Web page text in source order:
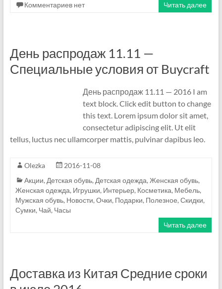
е
д
н
т
и
Комментариев нет
Читать далее
День распродаж 11.11 —
Специальные условия от Buycraft
День распродаж 11.11 — 2016 I am
text block. Click edit button to change
this text. Lorem ipsum dolor sit amet,
consectetur adipiscing elit. Ut elit
tellus, luctus nec ullamcorper mattis, pulvinar dapibus leo.
Olezka
2016-11-08
Акции, Детская обувь, Детская одежда, Женская обувь,
Женская одежда, Игрушки, Интерьер, Косметика, Мебель,
Мужская обувь, Новости, Очки, Подарки, Полезное, Скидки,
Сумки, Чай, Часы
Читать далее
Доставка из Китая Средние сроки